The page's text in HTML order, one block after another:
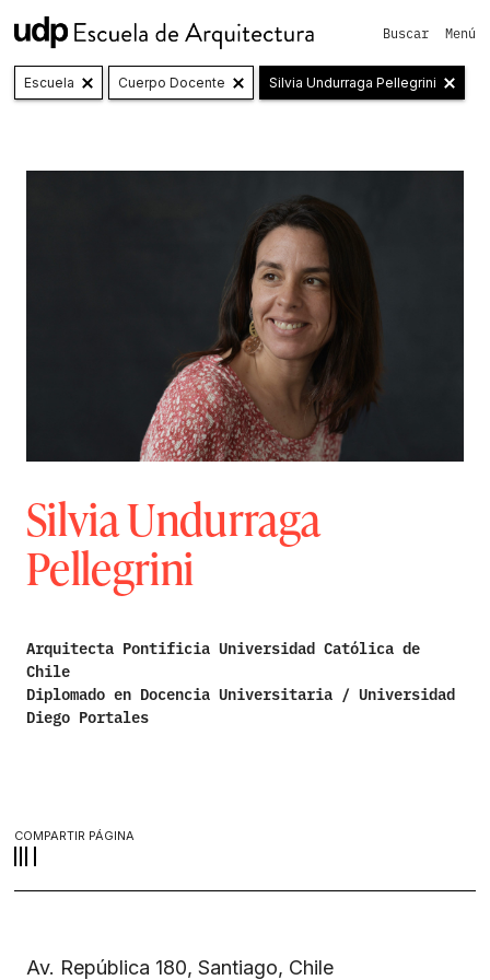
Buscar Menú
Escuela Cuerpo Docente Silvia Undurraga Pellegrini
Silvia Undurraga
Pellegrini
Arquitecta Pontificia Universidad Católica de
Chile
Diplomado en Docencia Universitaria / Universidad
Diego Portales
COMPARTIR PÁGINA
Av. República 180, Santiago, Chile